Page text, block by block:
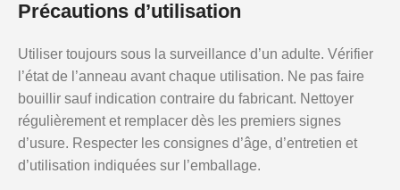
Précautions d’utilisation
Utiliser toujours sous la surveillance d’un adulte. Vérifier
l’état de l’anneau avant chaque utilisation. Ne pas faire
bouillir sauf indication contraire du fabricant. Nettoyer
régulièrement et remplacer dès les premiers signes
d’usure. Respecter les consignes d’âge, d’entretien et
d’utilisation indiquées sur l’emballage.